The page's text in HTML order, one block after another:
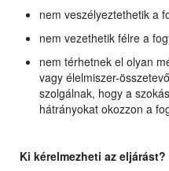
nem veszélyeztethetik a
nem vezethetik félre a
nem térhetnek el olyan
vagy élelmiszer-
szolgálnak, hogy a
hátrányokat okozzon a
Ki kérelmezheti az eljárást?